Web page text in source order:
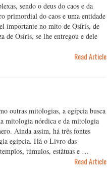
sendo o deus do caos e da
primordial do caos e uma entidade
importante no mito de Osíris, de
de Osíris, se lhe entregou e dele
Read Article
outras mitologias, a egípcia busca
mitologia nórdica e da mitologia
Ainda assim, há três fontes
egípcia. Há o Livro das
túmulos, estátuas e …
Read Article